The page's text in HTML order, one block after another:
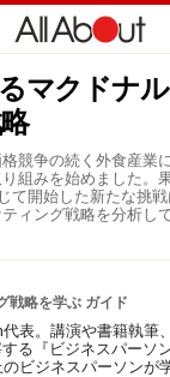
マクドナ
競争の続く外食産業
組みを始めました。
て開始した新たな挑
ィング戦略を分析し
戦略を学ぶ ガイド
表。講演や書籍執筆
る『ビジネスパーソ
ビジネスパーソンが学